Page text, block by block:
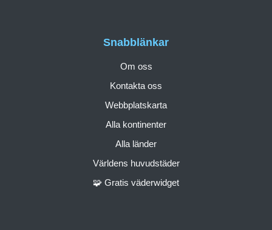
Snabblänkar
Om oss
Kontakta oss
Webbplatskarta
Alla kontinenter
Alla länder
Världens huvudstäder
🧩 Gratis väderwidget